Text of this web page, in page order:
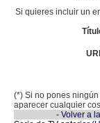
Si quieres incluir un
(*) Si no pones
aparecer cualquier
- Volver a